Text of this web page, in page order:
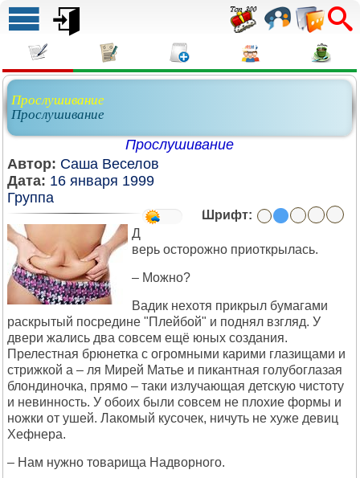
Прослушивание
Прослушивание
Прослушивание
Автор: Саша Веселов
Дата: 16 января 1999
Группа
Шрифт:
Д
верь осторожно приоткрылась.
– Можно?
Вадик нехотя прикрыл бумагами
раскрытый посредине "Плейбой" и поднял взгляд. У
двери жались два совсем ещё юных создания.
Прелестная брюнетка с огромными карими глазищами и
стрижкой а – ля Мирей Матье и пикантная голубоглазая
блондиночка, прямо – таки излучающая детскую чистоту
и невинность. У обоих были совсем не плохие формы и
ножки от ушей. Лакомый кусочек, ничуть не хуже девиц
Хефнера.
– Нам нужно товарища Надворного.